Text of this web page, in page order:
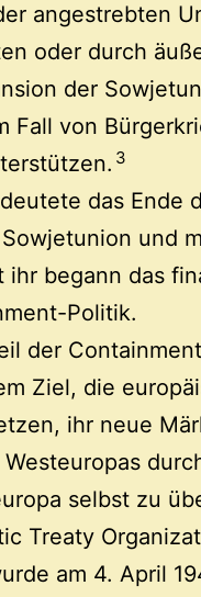
angestrebten
oder durch
der
Fall von
3
das Ende
und
ihr begann das
Politik.
der
Ziel, die
ihr neue
selbst zu
Treaty
am 4. April